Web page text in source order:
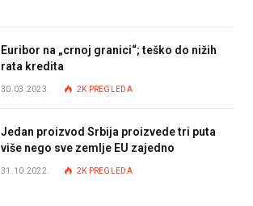
Euribor na „crnoj granici“; teško do nižih
rata kredita
30.03.2023. 2K PREGLEDA
Jedan proizvod Srbija proizvede tri puta
više nego sve zemlje EU zajedno
31.10.2022. 2K PREGLEDA